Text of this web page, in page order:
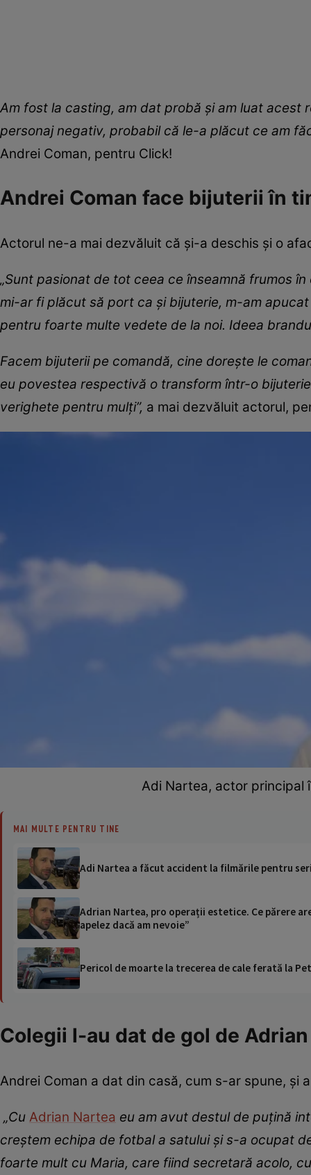
Am fost la casting, am dat probă și am luat acest
personaj negativ, probabil că le-a plăcut ce am
Andrei Coman, pentru Click!
Andrei Coman face bijuterii în
Actorul ne-a mai dezvăluit că și-a deschis și o
„Sunt pasionat de tot ceea ce înseamnă frumos
mi-ar fi plăcut să port ca și bijuterie, m-am
pentru foarte multe vedete de la noi. Ideea
Facem bijuterii pe comandă, cine dorește le
eu povestea respectivă o transform într-o
verighete pentru mulți”, a mai dezvăluit actorul,
Adi Nartea, actor principal
MAI MULTE PENTRU TINE
Adi Nartea a făcut accident la filmările pentru
Adrian Nartea, pro operații estetice. Ce părere
apelez dacă am nevoie”
Pericol de moarte la trecerea de cale ferată la
Colegii l-au dat de gol de
Andrei Coman a dat din casă, cum s-ar spune,
„Cu Adrian Nartea eu am avut destul de puțină
creștem echipa de fotbal a satului și s-a ocupat
foarte mult cu Maria, care fiind secretară acolo,